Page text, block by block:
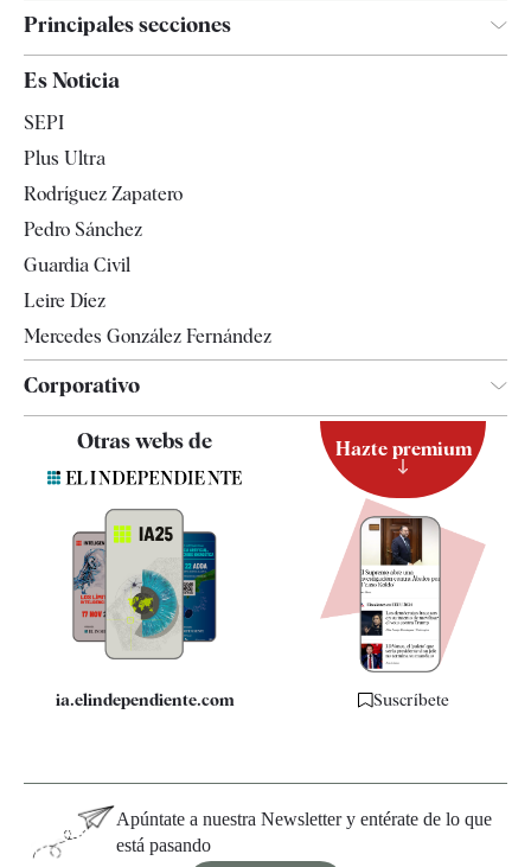
Principales secciones
España
Televisión
Es Noticia
SEPI
Plus Ultra
Rodríguez Zapatero
Pedro Sánchez
Guardia Civil
Leire Díez
Mercedes González Fernández
Corporativo
Contacto
Quiénes somos
Especificaciones
Otras webs de
ia.elindependiente.com
Hazte premium
Suscríbete
Apúntate a nuestra Newsletter y entérate de lo que
está pasando